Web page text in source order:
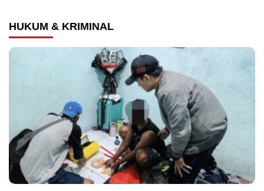
HUKUM & KRIMINAL